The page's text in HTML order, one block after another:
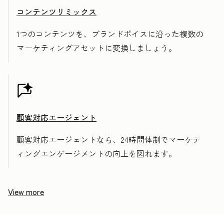
コンテンツリミックス
1つのコンテンツを、ブランドボイスに沿った複数の
マーケティングアセットに変換しましょう。
顧客対応エージェント
顧客対応エージェントなら、24時間体制でマーケテ
ィングエンゲージメントの向上を図れます。
View more